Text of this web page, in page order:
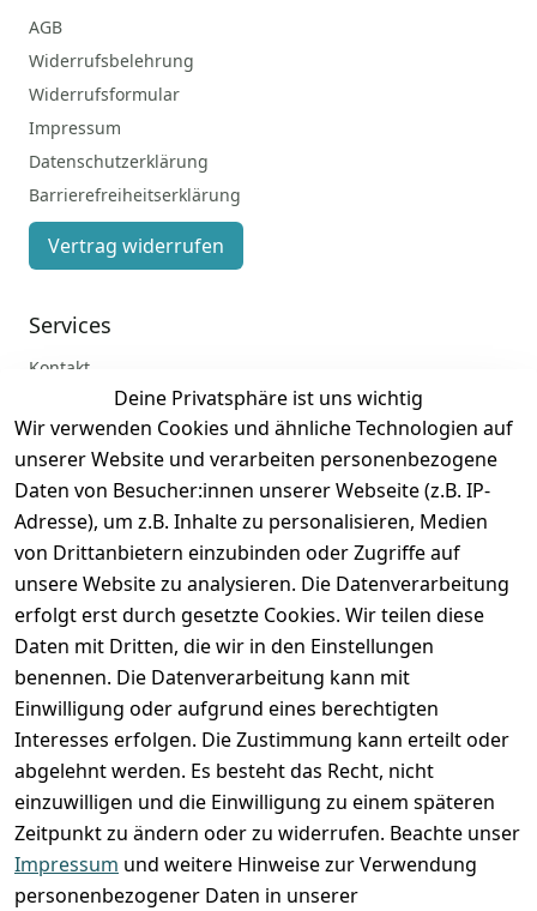
Deine Privatsphäre ist uns wichtig
Wir verwenden Cookies und ähnliche Technologien auf
unserer Website und verarbeiten personenbezogene
Daten von Besucher:innen unserer Webseite (z.B. IP-
Adresse), um z.B. Inhalte zu personalisieren, Medien
von Drittanbietern einzubinden oder Zugriffe auf
unsere Website zu analysieren. Die Datenverarbeitung
erfolgt erst durch gesetzte Cookies. Wir teilen diese
Daten mit Dritten, die wir in den Einstellungen
benennen. Die Datenverarbeitung kann mit
Einwilligung oder aufgrund eines berechtigten
Interesses erfolgen. Die Zustimmung kann erteilt oder
abgelehnt werden. Es besteht das Recht, nicht
einzuwilligen und die Einwilligung zu einem späteren
Zeitpunkt zu ändern oder zu widerrufen. Beachte unser
Impressum und weitere Hinweise zur Verwendung
personenbezogener Daten in unserer
AGB
Widerrufsbelehrung
Widerrufsformular
Impressum
Datenschutzerklärung
Barrierefreiheitserklärung
Vertrag widerrufen
Services
Kontakt
Registrieren
Zahlung und Versand
VORKASSE RECHNUNG